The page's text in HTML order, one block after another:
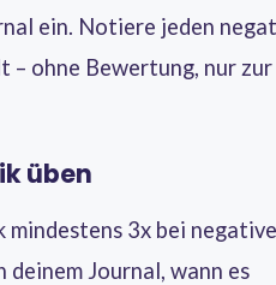
ein. Notiere jeden
– ohne Bewertung, nur zur
üben
mindestens 3x bei
deinem Journal, wann es